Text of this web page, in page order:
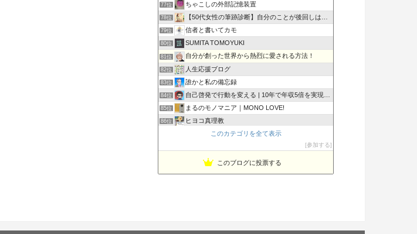
77位 ちゃこしの外部記憶装置
78位 【50代女性の筆跡診断】自分のことが後回しはやめて心を整える
79位 信者と書いてカモ
80位 SUMITA TOMOYUKI
81位 自分が創った世界から熱烈に愛される方法！
82位 人生応援ブログ
83位 誰かと私の備忘録
84位 自己啓発で行動を変える | 10年で年収5倍を実現した方法
85位 まるのモノマニア｜MONO LOVE!
86位 ヒヨコ真理教
キンジの自分の軸研究
三重県桑名市のお片づけ教室〜40代からの身の回り整理塾
このカテゴリを全て表示
参加する
このブログに投票する